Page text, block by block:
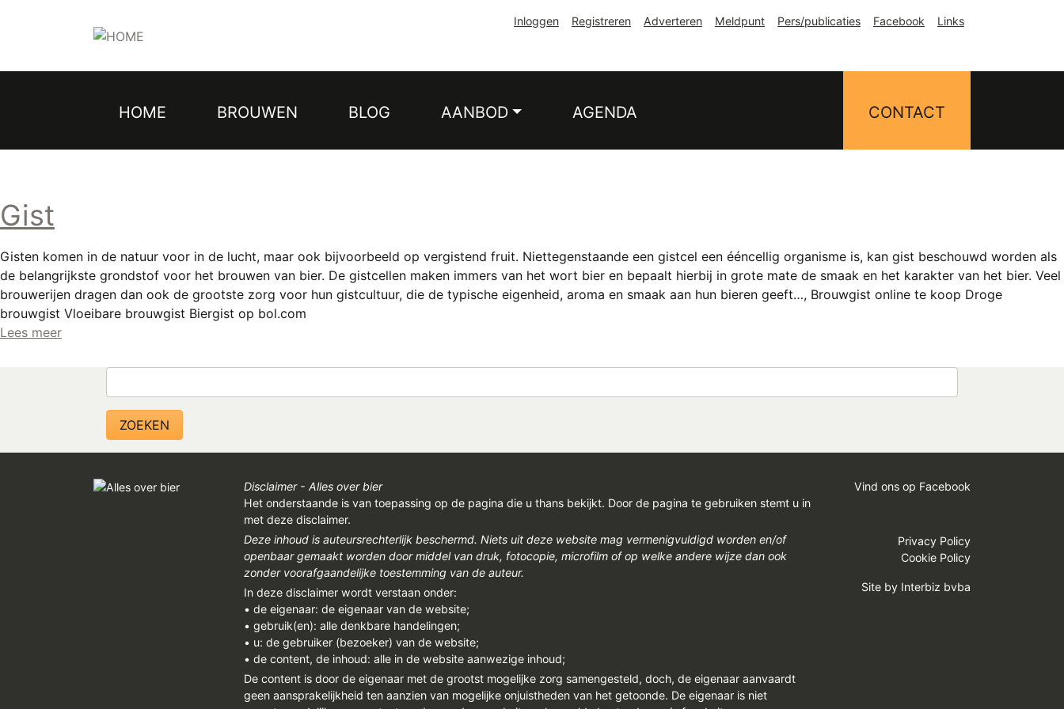
Inloggen Registreren Adverteren Meldpunt Pers/publicaties Facebook Links
Hoofdnavigatie
HOME BROUWEN BLOG AANBOD AGENDA CONTACT
Gist
Gisten komen in de natuur voor in de lucht, maar ook bijvoorbeeld op vergistend fruit. Niettegenstaande een gistcel een ééncellig organisme is, kan gist beschouwd worden als
de belangrijkste grondstof voor het brouwen van bier. De gistcellen maken immers van het wort bier en bepaalt hierbij in grote mate de smaak en het karakter van het bier. Veel
brouwerijen dragen dan ook de grootste zorg voor hun gistcultuur, die de typische eigenheid, aroma en smaak aan hun bieren geeft…, Brouwgist online te koop Droge
brouwgist Vloeibare brouwgist Biergist op bol.com
Lees meer
Disclaimer - Alles over bier
Het onderstaande is van toepassing op de pagina die u thans bekijkt. Door de pagina te gebruiken stemt u in
met deze disclaimer.
Deze inhoud is auteursrechterlijk beschermd. Niets uit deze website mag vermenigvuldigd worden en/of
openbaar gemaakt worden door middel van druk, fotocopie, microfilm of op welke andere wijze dan ook
zonder voorafgaandelijke toestemming van de auteur.
In deze disclaimer wordt verstaan onder:
• de eigenaar: de eigenaar van de website;
• gebruik(en): alle denkbare handelingen;
• u: de gebruiker (bezoeker) van de website;
• de content, de inhoud: alle in de website aanwezige inhoud;
De content is door de eigenaar met de grootst mogelijke zorg samengesteld, doch, de eigenaar aanvaardt
geen aansprakelijkheid ten aanzien van mogelijke onjuistheden van het getoonde. De eigenaar is niet
Vind ons op Facebook
Privacy Policy
Cookie Policy
Site by Interbiz bvba